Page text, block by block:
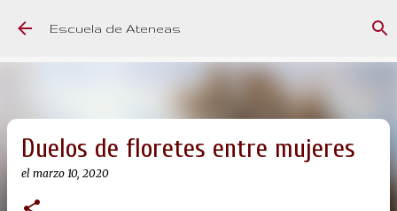
Ir al contenido principal
Escuela de Ateneas
Duelos de floretes entre mujeres
el marzo 10, 2020